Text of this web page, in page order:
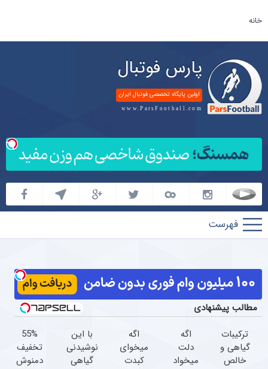
خانه
پارس فوتبال
اولین پایگاه تخصصی فوتبال ایران
www.ParsFootball.com
پارس
فوتبال
مطالب پیشنهادی
ترکیبات
گیاهی و
خالص
اگه
دلت
میخواد
اگه
میخوای
کبدت
با این
نوشیدنی
گیاهی
55%
تخفیف
دمنوش